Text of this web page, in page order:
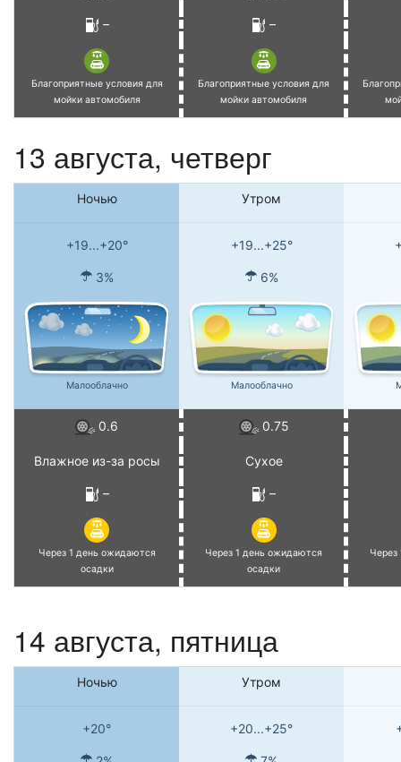
– –
Благоприятные условия для
мойки автомобиля
Благоприятные условия для
мойки автомобиля
13 августа, четверг
Ночью Утром
+19...+20° +19...+25°
3% 6%
Малооблачно Малооблачно
0.6 0.75
Влажное из-за росы Сухое
– –
Через 1 день ожидаются
осадки
Через 1 день ожидаются
осадки
14 августа, пятница
Ночью Утром
+20° +20...+25°